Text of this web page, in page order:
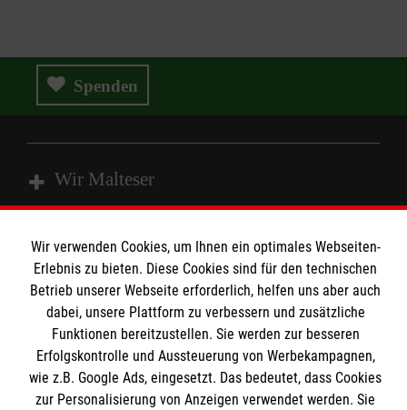
Spenden
Wir Malteser
Spenden & Helfen
Angebote & Leistungen
Kursangebote
Mitarbeiten & Stellenangebote
Wir Malteser
Informationen
Kontakt
Presse und Medien
Transparenz
Malteser online
Wir verwenden Cookies, um Ihnen ein optimales Webseiten-
Erlebnis zu bieten. Diese Cookies sind für den technischen
Betrieb unserer Webseite erforderlich, helfen uns aber auch
dabei, unsere Plattform zu verbessern und zusätzliche
Funktionen bereitzustellen. Sie werden zur besseren
Erfolgskontrolle und Aussteuerung von Werbekampagnen,
wie z.B. Google Ads, eingesetzt. Das bedeutet, dass Cookies
zur Personalisierung von Anzeigen verwendet werden. Sie